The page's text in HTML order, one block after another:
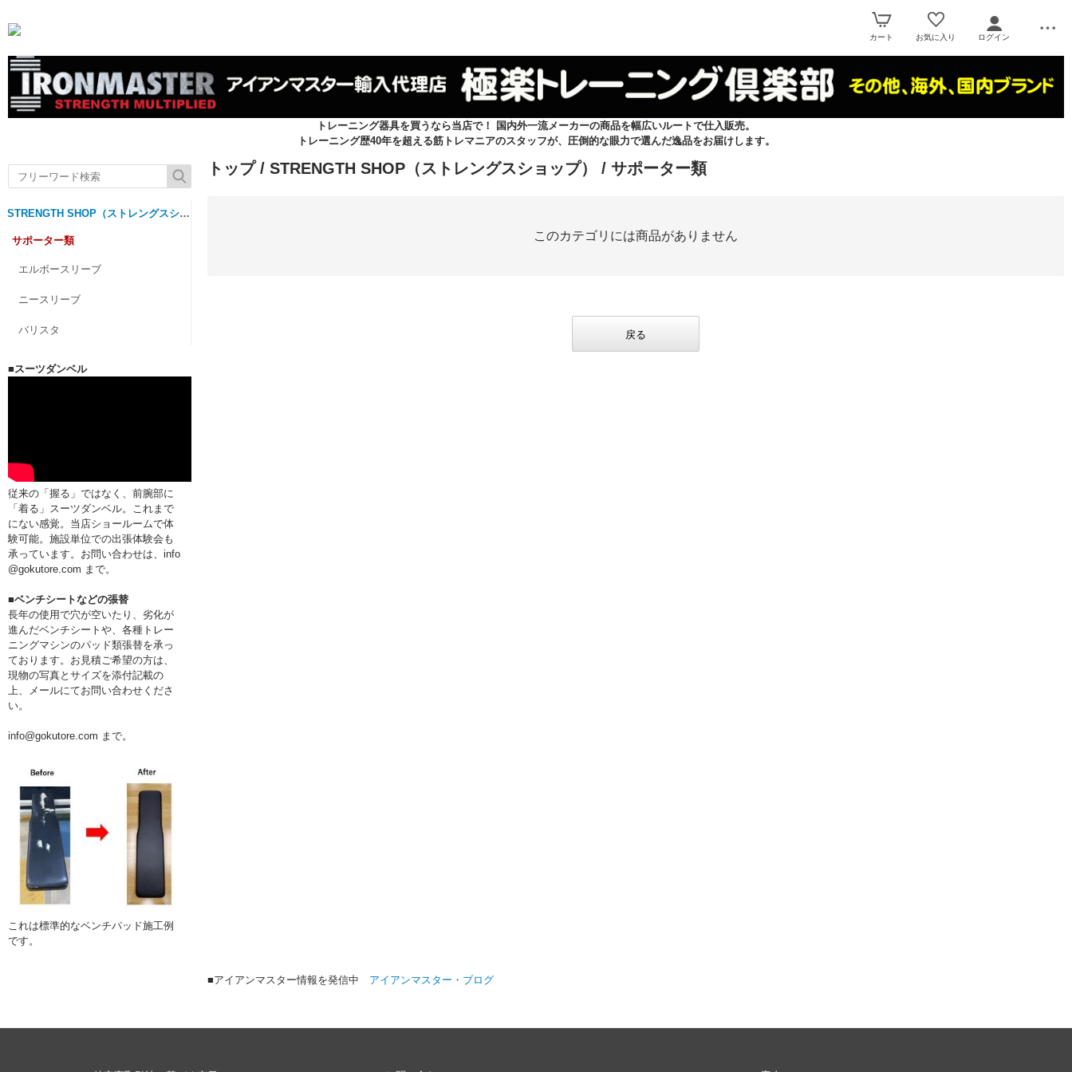
カート お気に入り ログイン
トレーニング器具を買うなら当店で！ 国内外一流メーカーの商品を幅広いルートで仕入販売。
トレーニング歴40年を超える筋トレマニアのスタッフが、圧倒的な眼力で選んだ逸品をお届けします。
STRENGTH SHOP（ストレングスショップ）
サポーター類
エルボースリーブ
ニースリーブ
バリスタ
■スーツダンベル
従来の「握る」ではなく、前腕部に
「着る」スーツダンベル。これまで
にない感覚。当店ショールームで体
験可能。施設単位での出張体験会も
承っています。お問い合わせは、info
@gokutore.com まで。
■ベンチシートなどの張替
長年の使用で穴が空いたり、劣化が
進んだベンチシートや、各種トレー
ニングマシンのパッド類張替を承っ
ております。お見積ご希望の方は、
現物の写真とサイズを添付記載の
上、メールにてお問い合わせくださ
い。
info@gokutore.com まで。
これは標準的なベンチパッド施工例
です。
トップ/ STRENGTH SHOP（ストレングスショップ） / サポーター類
このカテゴリには商品がありません
戻る
■アイアンマスター情報を発信中 アイアンマスター・ブログ